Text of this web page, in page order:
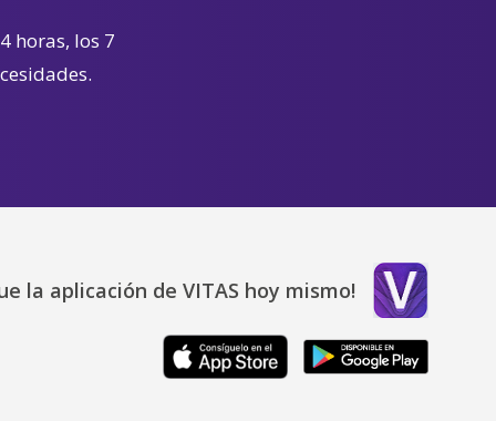
horas, los 7
la aplicación de VITAS hoy mismo!